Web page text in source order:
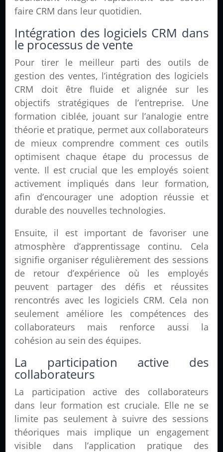
faire CRM dans leur quotidien.
Intégration des logiciels CRM dans
le processus de vente
Pour tirer le meilleur parti des outils de
gestion des ventes, l’intégration des logiciels
CRM doit être fluide et alignée sur les
objectifs stratégiques de l’entreprise. Une
formation ciblée, jouant sur l’analogie entre
théorie et pratique, permet aux collaborateurs
de mieux comprendre comment ces outils
optimisent chaque étape du processus de
vente. Il est crucial que les employés soient
activement impliqués dans leur formation,
afin d’encourager une adoption réussie et
durable des nouvelles technologies.
Ensuite, il est important de favoriser une
atmosphère d’apprentissage continu. Cela
signifie organiser régulièrement des sessions
de retour d’expérience où les employés
peuvent partager des défis et réussites
rencontrés avec les logiciels CRM. Cela non
seulement améliore les compétences des
collaborateurs mais renforce aussi la
cohésion au sein des équipes.
La participation active des
collaborateurs
La participation active des collaborateurs
dans leur formation est cruciale. Elle ne se
limite pas seulement à suivre des sessions
théoriques mais implique un engagement
visible dans l’application pratique des